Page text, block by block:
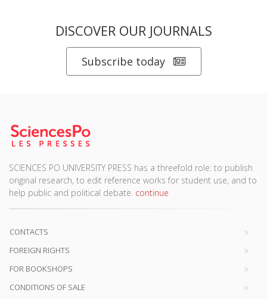
DISCOVER OUR JOURNALS
Subscribe today
SCIENCES PO UNIVERSITY PRESS has a threefold role: to publish
original research, to edit reference works for student use, and to
help public and political debate. continue
CONTACTS
FOREIGN RIGHTS
FOR BOOKSHOPS
CONDITIONS OF SALE